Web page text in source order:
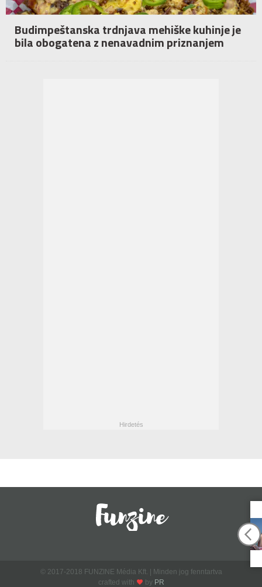
Budimpeštanska trdnjava mehiške kuhinje je
bila obogatena z nenavadnim priznanjem
© 2017-2018 FUNZINE Média Kft. | Minden jog fenntartva
crafted with
by PR